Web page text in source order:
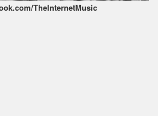
TheInternetMusic